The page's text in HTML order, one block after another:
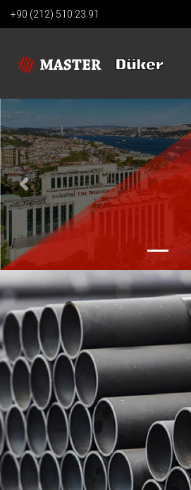
+90 (212) 510 23 91
Previous